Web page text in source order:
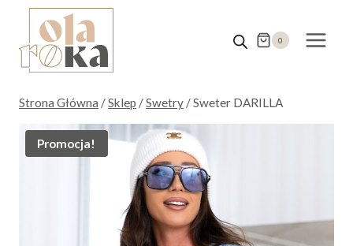
Przejdź
treści
0
Strona Główna /Sklep /Swetry /Sweter DARILLA
Promocja!